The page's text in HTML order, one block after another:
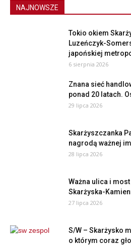
NAJNOWSZE
Tokio okiem
Luzeńczyk-
japońskiej
6 sierpnia 2026
Znana sieć
ponad 20 latach.
29 lipca 2026
Skarżyszczanka
nagrodą ważnej
28 lipca 2026
Ważna ulica i
Skarżyska-
27 lipca 2026
S/W – Skarżysko
o którym coraz